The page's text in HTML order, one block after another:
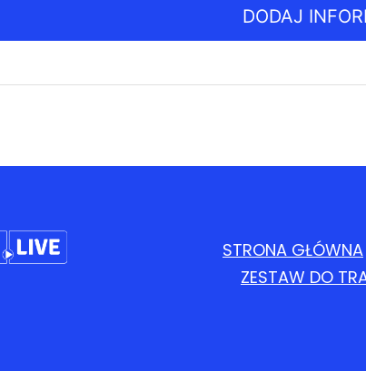
DODAJ
STRONA GŁÓWNA
ZESTAW DO